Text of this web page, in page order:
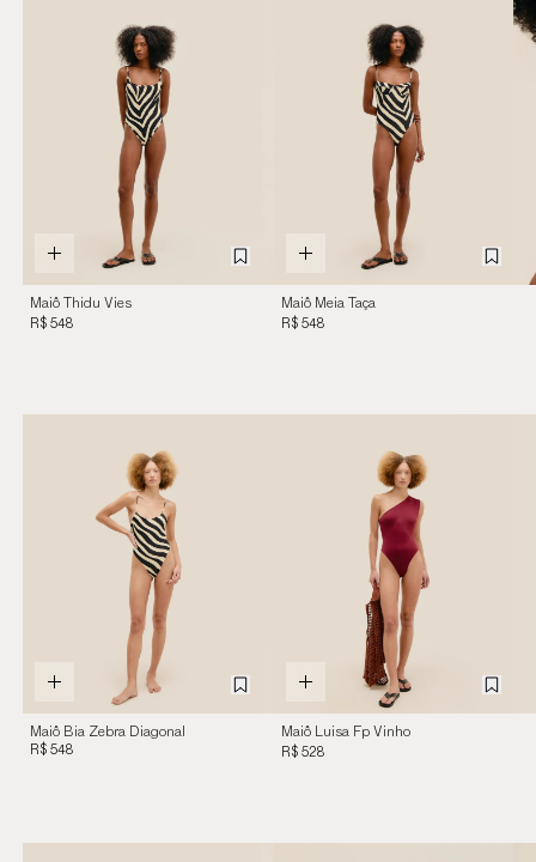
Maiô Thidu Vies
Estampado Zebra
R$ 548
Maiô Meia Taça
Estampado Zebra
R$ 548
Maiô Bia Zebra Diagonal
R$ 548
Maiô Luisa Fp Vinho
Marsala
R$ 528